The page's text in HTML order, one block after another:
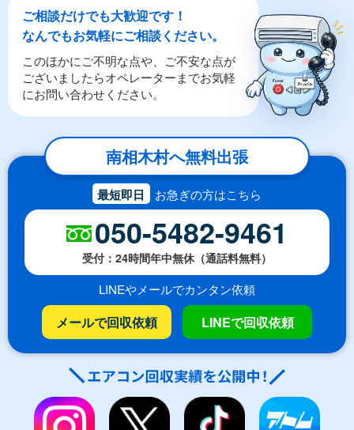
ご相談だけでも大歓迎です！
なんでもお気軽にご相談ください。
このほかにご不明な点や、ご不安な点が
ございましたらオペレーターまでお気軽
にお問い合わせください。
南相木村へ無料出張
最短即日 お急ぎの方はこちら
050-5482-9461
受付：24時間年中無休（通話料無料）
LINEやメールでカンタン依頼
メールで回収依頼 LINEで回収依頼